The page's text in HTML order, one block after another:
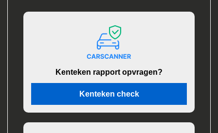
Kenteken rapport opvragen?
Kenteken check